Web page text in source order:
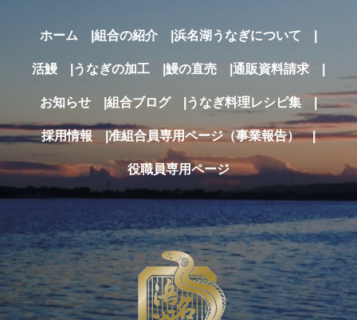
ホーム 組合の紹介 浜名湖うなぎについて
活鰻 うなぎの加工 鰻の直売 通販資料請求
お知らせ 組合ブログ うなぎ料理レシピ集
採用情報 准組合員専用ページ（事業報告）
役職員専用ページ